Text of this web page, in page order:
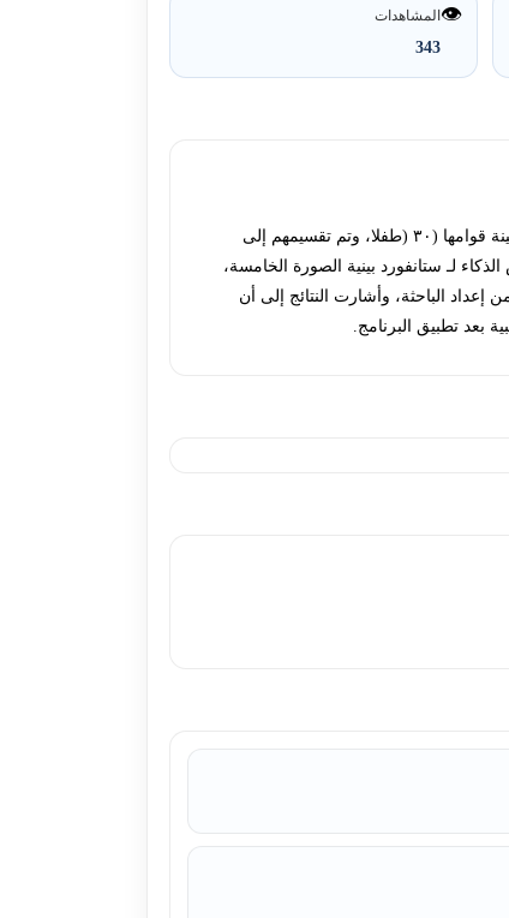
👁️المشاهدات
343
ھدفت الدراسة إلى التعرف على فعالية برنامج تدريبى لتحسين المھارات اللغوية لدي الأطفال ذوي صعوبات التعلم، وطُبق البحث على عينة قوامھا (٣٠ (طفلا، وتم تقسيمھم إلى
الدراسة الحالية على مقياس الذکاء لـ ستانفورد بينية الصورة الخامسة،
والبرنامج التدريبي من إعداد الباحثة، وأشارت النتائج إلى أن
بعد تطبيق البرنامج.